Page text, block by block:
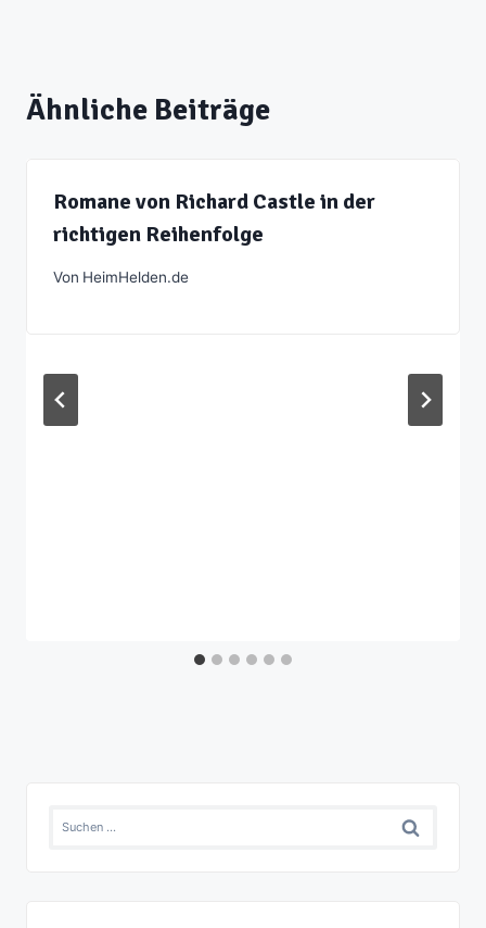
Ähnliche Beiträge
Romane von Richard Castle in der
richtigen Reihenfolge
Von HeimHelden.de
Suchen